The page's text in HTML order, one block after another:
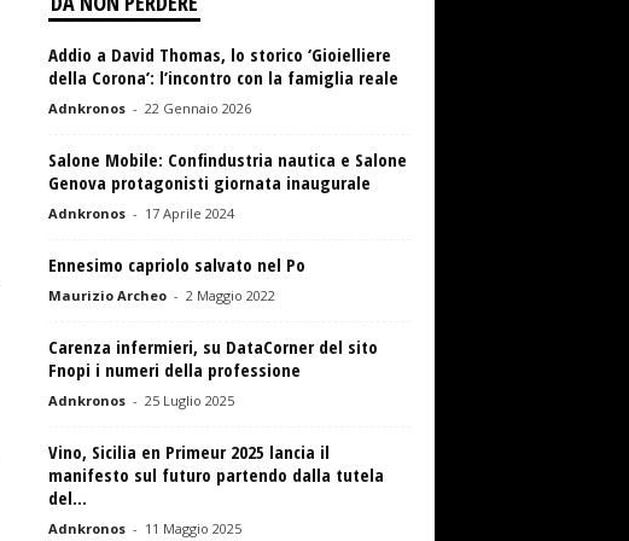
Addio a David Thomas, lo storico ‘Gioielliere
della Corona’: l’incontro con la famiglia reale
Adnkronos - 22 Gennaio 2026
Salone Mobile: Confindustria nautica e Salone
Genova protagonisti giornata inaugurale
Adnkronos - 17 Aprile 2024
Ennesimo capriolo salvato nel Po
Maurizio Archeo - 2 Maggio 2022
Carenza infermieri, su DataCorner del sito
Fnopi i numeri della professione
Adnkronos - 25 Luglio 2025
Vino, Sicilia en Primeur 2025 lancia il
manifesto sul futuro partendo dalla tutela
del...
Adnkronos - 11 Maggio 2025